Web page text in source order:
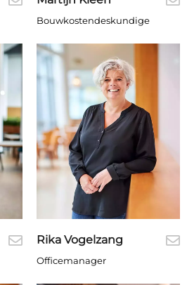
Bouwkostendeskundige
Rika Vogelzang
Officemanager